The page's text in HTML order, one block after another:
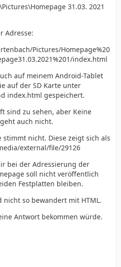
31.03. 2021
Adresse:
Pictures/Homepage%20
index.html
auf meinem Android-Tablet
auf der SD Karte unter
index.html gespeichert.
sind zu sehen, aber Keine
auch nicht.
stimmt nicht. Diese zeigt sich als
external/file/29126
bei der Adressierung der
soll nicht veröffentlich
Festplatten bleiben.
nicht so bewandert mit HTML.
Antwort bekommen würde.